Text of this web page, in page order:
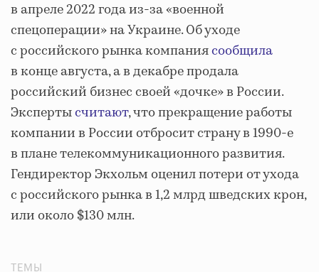
в апреле 2022 года из-за «военной
спецоперации» на Украине. Об уходе
с российского рынка компаниясообщила
в конце августа, а в декабре продала
российский бизнес своей «дочке» в России.
Экспертысчитают, что прекращение работы
компании в России отбросит страну в 1990-е
в плане телекоммуникационного развития.
Гендиректор Экхольм оценил потери от ухода
с российского рынка в 1,2 млрд шведских крон,
или около $130 млн.
ТЕМЫ